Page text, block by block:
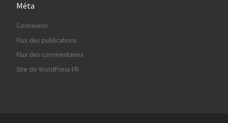
Méta
Connexion
Flux des publications
Flux des commentaires
Site de WordPress-FR